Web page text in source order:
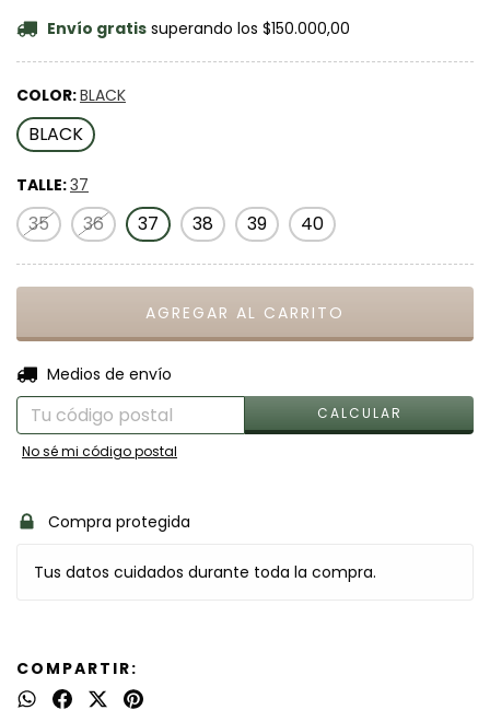
Envío gratis superando los $150.000,00
COLOR:BLACK
BLACK
TALLE:37
35 36 37 38 39 40
Entregas para el CP:
Medios de envío
CALCULAR
No sé mi código postal
Compra protegida
Tus datos cuidados durante toda la compra.
COMPARTIR: